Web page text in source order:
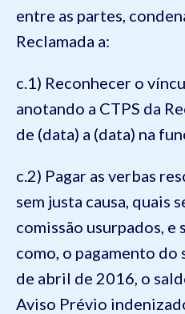
entre as partes,
Reclamada a:
c.1) Reconhecer o
anotando a CTPS da
de (data) a (data) na
c.2) Pagar as verbas
sem justa causa, quais
comissão usurpados, e
como, o pagamento
de abril de 2016, o
Aviso Prévio